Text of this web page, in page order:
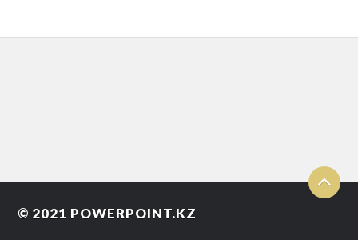
© 2021 POWERPOINT.KZ